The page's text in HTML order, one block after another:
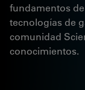
fundamentos
tecnologías de
comunidad
conocimientos.